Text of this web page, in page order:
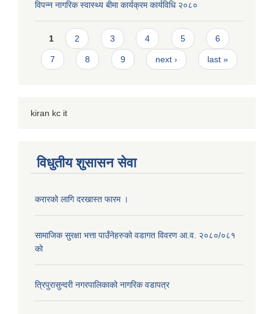
विपन्न नागरिक स्वास्थ्य बीमा कार्यक्रम कार्यविधि २०८०
Pages
1 2 3 4 5 6
7 8 9 next › last »
kiran kc it
विधुतीय शुसासन सेवा
करारको लागि दरखास्त फारम ।
सामाजिक सुरक्षा भत्ता पाउँनेहरुको वडागत विवरण आ.व. २०८०/०८१
को
त्रिपुरासुन्दरी नगरपालिकाको नागरिक वडापत्र